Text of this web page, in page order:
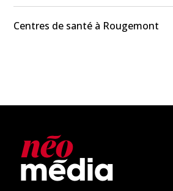
Centres de santé à Rougemont